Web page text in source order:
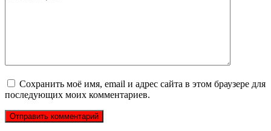
Сохранить моё имя, email и адрес сайта в этом браузере для
последующих моих комментариев.